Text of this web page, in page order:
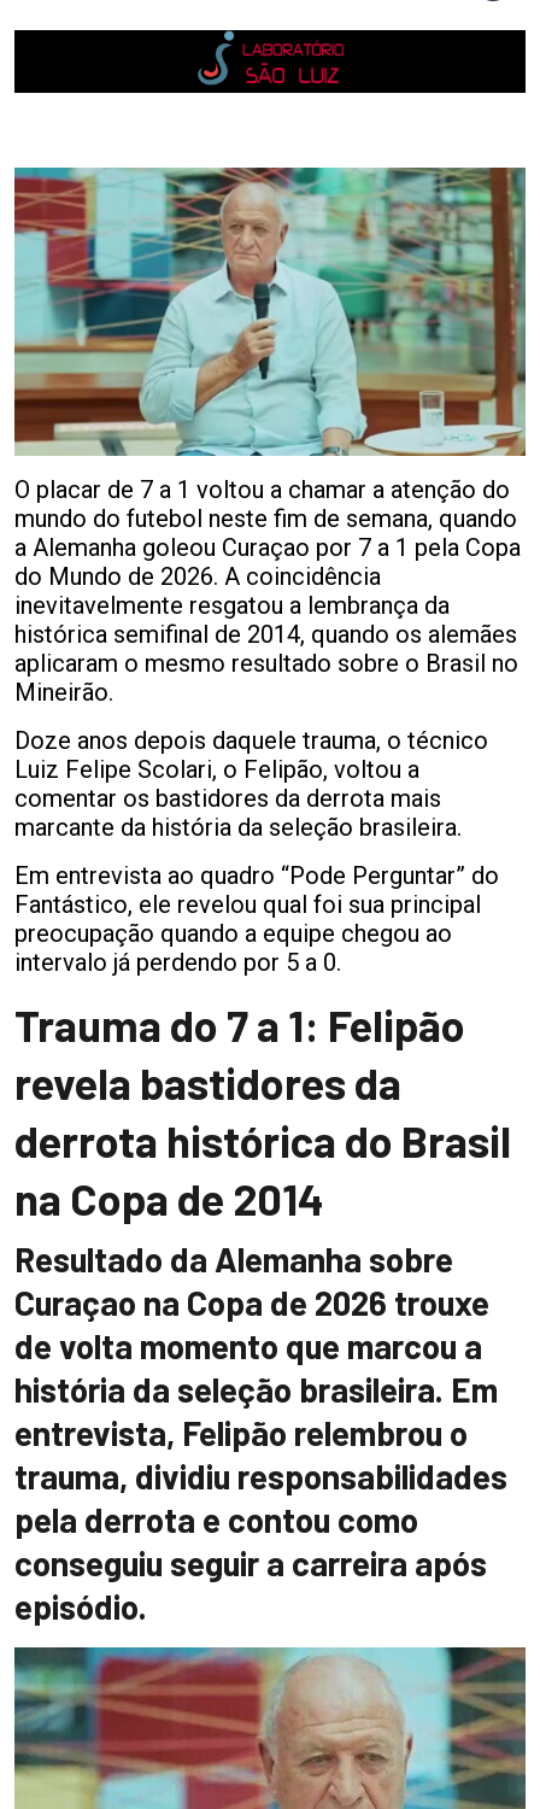
O placar de 7 a 1 voltou a chamar a atenção do
mundo do futebol neste fim de semana, quando
a Alemanha goleou Curaçao por 7 a 1 pela Copa
do Mundo de 2026. A coincidência
inevitavelmente resgatou a lembrança da
histórica semifinal de 2014, quando os alemães
aplicaram o mesmo resultado sobre o Brasil no
Mineirão.
Doze anos depois daquele trauma, o técnico
Luiz Felipe Scolari, o Felipão, voltou a
comentar os bastidores da derrota mais
marcante da história da seleção brasileira.
Em entrevista ao quadro “Pode Perguntar” do
Fantástico, ele revelou qual foi sua principal
preocupação quando a equipe chegou ao
intervalo já perdendo por 5 a 0.
Trauma do 7 a 1: Felipão
revela bastidores da
derrota histórica do Brasil
na Copa de 2014
Resultado da Alemanha sobre
Curaçao na Copa de 2026 trouxe
de volta momento que marcou a
história da seleção brasileira. Em
entrevista, Felipão relembrou o
trauma, dividiu responsabilidades
pela derrota e contou como
conseguiu seguir a carreira após
episódio.